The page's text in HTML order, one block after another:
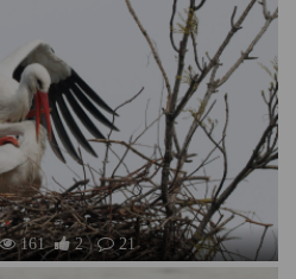
161 2 21